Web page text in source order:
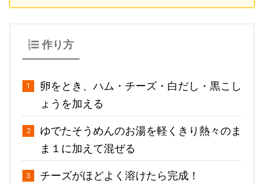
作り方
卵をとき、ハム・チーズ・白だし・黒こし
ょうを加える
ゆでたそうめんのお湯を軽くきり熱々のま
ま１に加えて混ぜる
チーズがほどよく溶けたら完成！